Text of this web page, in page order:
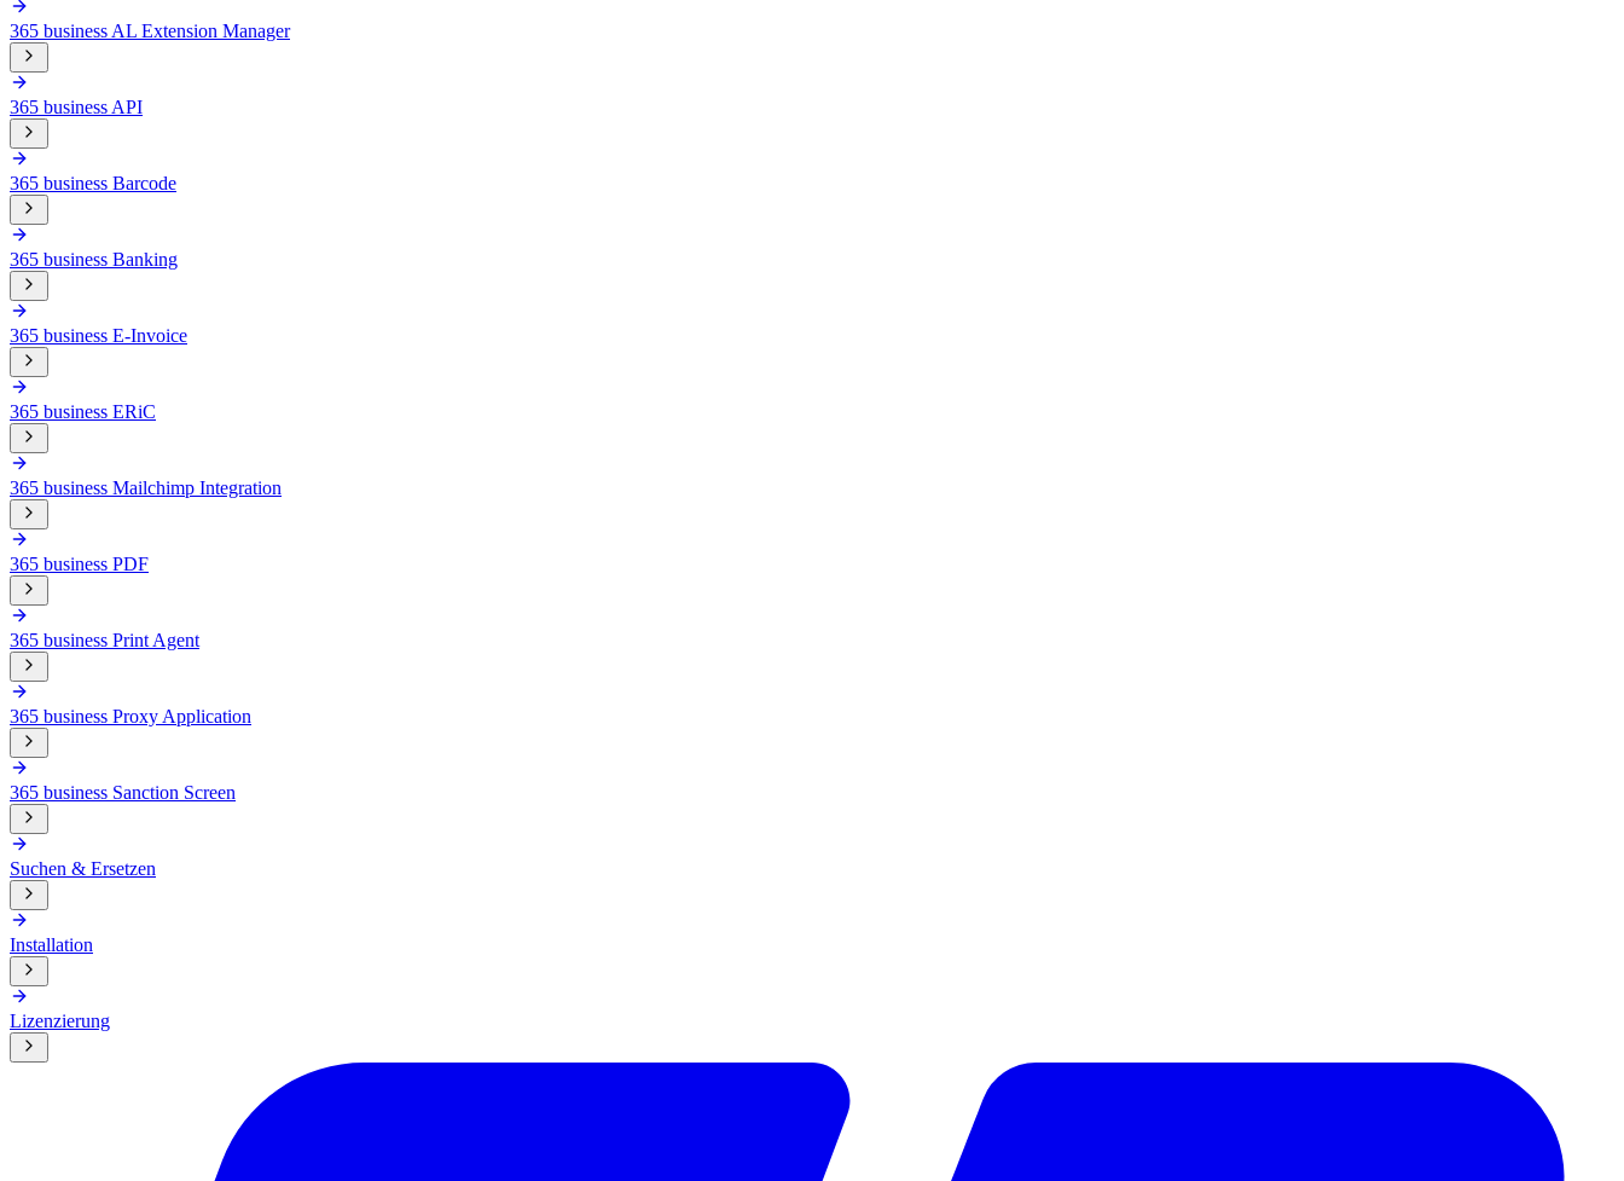
365 business AL Extension Manager
365 business API
365 business Barcode
365 business Banking
365 business E-Invoice
365 business ERiC
365 business Mailchimp Integration
365 business PDF
365 business Print Agent
365 business Proxy Application
365 business Sanction Screen
Suchen & Ersetzen
Installation
Lizenzierung